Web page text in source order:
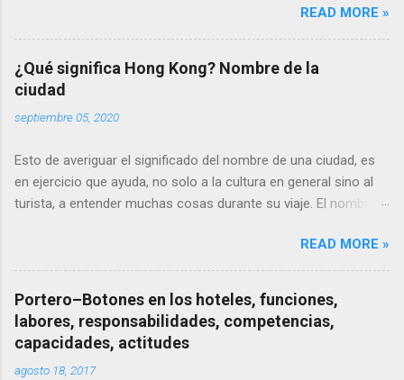
hoteleras. ¿Qué queremos decir con "línea de vida"? Vamos a
desglosar lo dicho en aras de la didáctica.
READ MORE »
¿Qué significa Hong Kong? Nombre de la
ciudad
septiembre 05, 2020
Esto de averiguar el significado del nombre de una ciudad, es
en ejercicio que ayuda, no solo a la cultura en general sino al
turista, a entender muchas cosas durante su viaje. El nombre
cantonés de la ciudad 香港 ( heung gong ), que literalmente
significa "puerto fragante" o puerto de las especias.
READ MORE »
Portero–Botones en los hoteles, funciones,
labores, responsabilidades, competencias,
capacidades, actitudes
agosto 18, 2017